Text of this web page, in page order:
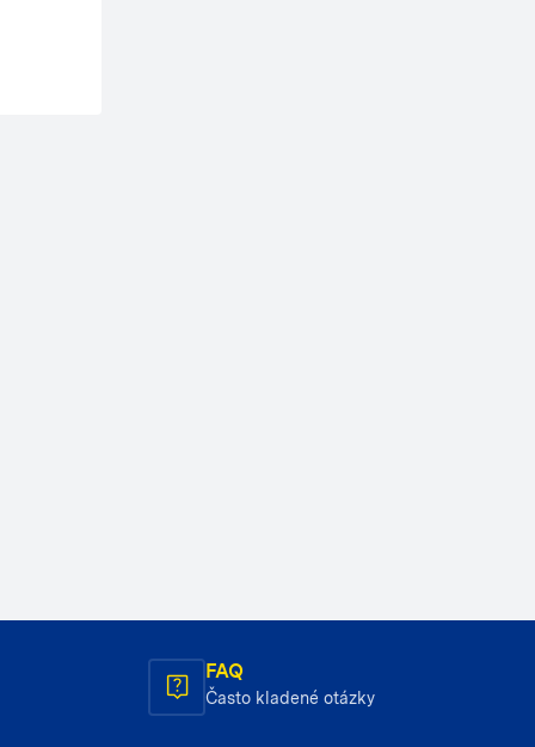
FAQ
Často kladené otázky